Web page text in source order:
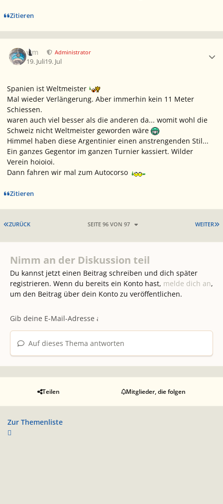
Zitieren
wm Administrator
19. Juli19. Jul
Spanien ist Weltmeister
Mal wieder Verlängerung. Aber immerhin kein 11 Meter
Schiessen.
waren auch viel besser als die anderen da... womit wohl die
Schweiz nicht Weltmeister geworden wäre
Himmel haben diese Argentinier einen anstrengenden Stil...
Ein ganzes Gegentor im ganzen Turnier kassiert. Wilder
Verein hoioioi.
Dann fahren wir mal zum Autocorso
Zitieren
ERSTE SEITE
ZURÜCK WEITER
SEITE 96 VON 97
Nimm an der Diskussion teil
Du kannst jetzt einen Beitrag schreiben und dich später
registrieren. Wenn du bereits ein Konto hast, melde dich an,
um den Beitrag über dein Konto zu veröffentlichen.
Auf dieses Thema antworten
Teilen Mitglieder, die folgen
Zur Themenliste